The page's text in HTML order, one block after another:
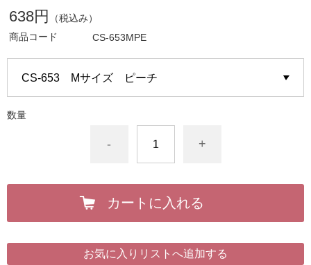
638円
（税込み）
商品コード
CS-653MPE
数量
- +
カートに入れる
お気に入りリストへ追加する